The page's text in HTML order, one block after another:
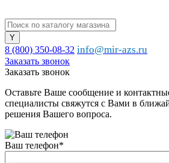
8 (800) 350-08-32 info@mir-azs.ru
Заказать звонок
Заказать звонок
Оставьте Ваше сообщение и
специалисты свяжутся с Вами в
решения Вашего вопроса.
Ваш телефон*